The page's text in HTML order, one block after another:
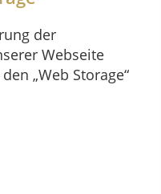
der
Webseite
„Web Storage“